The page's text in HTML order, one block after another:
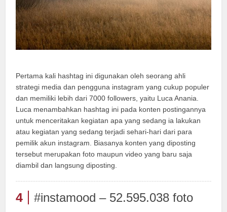
Pertama kali hashtag ini digunakan oleh seorang ahli
strategi media dan pengguna instagram yang cukup populer
dan memiliki lebih dari 7000 followers, yaitu Luca Anania.
Luca menambahkan hashtag ini pada konten postingannya
untuk menceritakan kegiatan apa yang sedang ia lakukan
atau kegiatan yang sedang terjadi sehari-hari dari para
pemilik akun instagram. Biasanya konten yang diposting
tersebut merupakan foto maupun video yang baru saja
diambil dan langsung diposting.
4 #instamood – 52.595.038 foto